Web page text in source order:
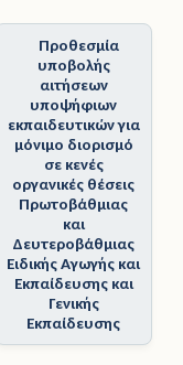
Προθεσμία
υποβολής
αιτήσεων
υποψήφιων
εκπαιδευτικών για
μόνιμο διορισμό
σε κενές
οργανικές θέσεις
Πρωτοβάθμιας
και
Δευτεροβάθμιας
Ειδικής Αγωγής και
Εκπαίδευσης και
Γενικής